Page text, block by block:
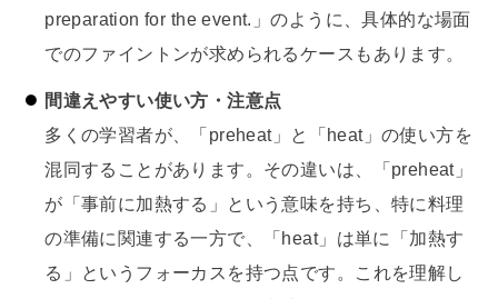
preparation for the event.」のように、具体的な場面
でのファイントンが求められるケースもあります。
間違えやすい使い方・注意点
多くの学習者が、「preheat」と「heat」の使い方を
混同することがあります。その違いは、「preheat」
が「事前に加熱する」という意味を持ち、特に料理
の準備に関連する一方で、「heat」は単に「加熱す
る」というフォーカスを持つ点です。これを理解し